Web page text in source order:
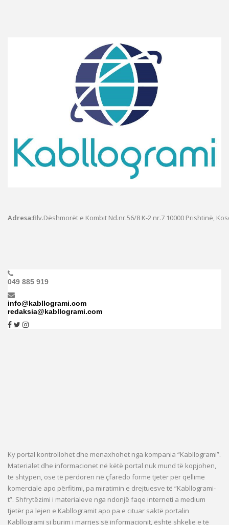
Adresa:Blv.Dëshmorët e Kombit Nd.nr.56/8 K-2 nr.7 10000 Prishtinë,
049 885 919
info@kabllogrami.com
redaksia@kabllogrami.com
Ky portal kontrollohet dhe menaxhohet nga kompania “Kabllogrami”.
Materialet dhe informacionet në këtë portal nuk mund të kopjohen,
të shtypen, ose të përdoren në çfarëdo forme tjetër për qëllime
komerciale apo përfitimi, pa miratimin e drejtuesve të “Kabllogrami-
t”. Shfrytëzimi i materialeve nga ndonjë faqe interneti a medium
tjetër pa lejen e Kabllogramit apo pa e cituar saktë portalin
Kabllogrami si burim i marrjes së informacionit, është shkelje e të